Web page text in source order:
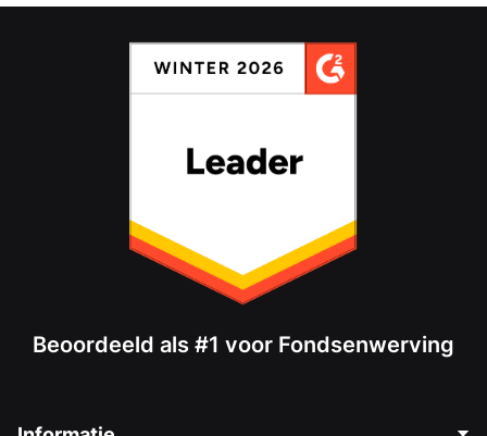
Beoordeeld als #1 voor Fondsenwerving